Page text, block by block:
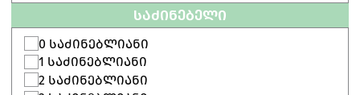
ᲡᲐᲫᲘᲜᲔᲑᲔᲚᲘ
0 ᲡᲐᲫᲘᲜᲔᲑᲚᲘᲐᲜᲘ
1 ᲡᲐᲫᲘᲜᲔᲑᲚᲘᲐᲜᲘ
2 ᲡᲐᲫᲘᲜᲔᲑᲚᲘᲐᲜᲘ